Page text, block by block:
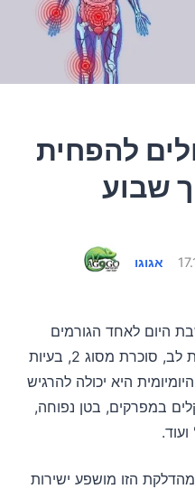
להפחית
שבוע
אגוגו
היום לאחד הגורמים
המרכזיים למחלות כרוניות: מחלות לב, סוכרת מסוג 2, בעיות
היא יכולה להרגיש
במפרקים, בטן נפוחה,
הזו מושפע ישירות